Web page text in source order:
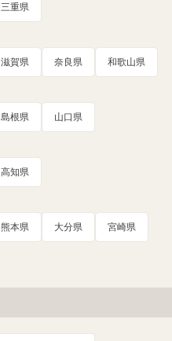
三重県
滋賀県 奈良県 和歌山県
島根県 山口県
高知県
熊本県 大分県 宮崎県